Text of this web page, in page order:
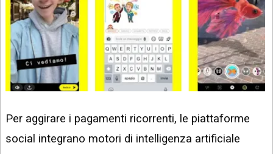
Per aggirare i pagamenti ricorrenti, le piattaforme
social integrano motori di intelligenza artificiale